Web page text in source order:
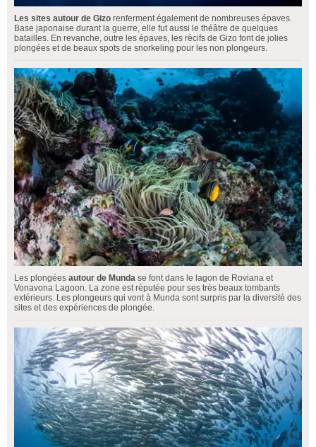
Les sites autour de Gizo renferment également de nombreuses épaves.
Base japonaise durant la guerre, elle fut aussi le théâtre de quelques
batailles. En revanche, outre les épaves, les récifs de Gizo font de jolies
plongées et de beaux spots de snorkeling pour les non plongeurs.
Les plongées autour de Munda se font dans le lagon de Roviana et
Vonavona Lagoon. La zone est réputée pour ses très beaux tombants
extérieurs. Les plongeurs qui vont à Munda sont surpris par la diversité des
sites et des expériences de plongée.